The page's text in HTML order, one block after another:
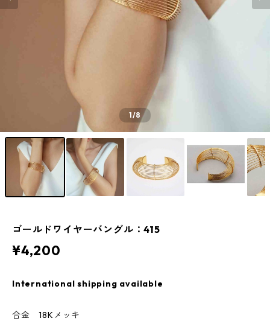
1/8
ゴールドワイヤーバングル：415
¥4,200
International shipping available
合金 18Kメッキ